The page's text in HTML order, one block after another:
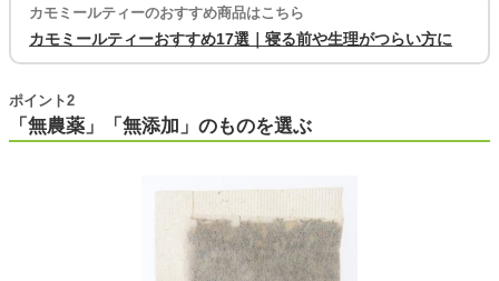
カモミールティーのおすすめ商品はこちら
カモミールティーおすすめ17選｜寝る前や生理がつらい方に
「無農薬」「無添加」のものを選ぶ
ポイント2